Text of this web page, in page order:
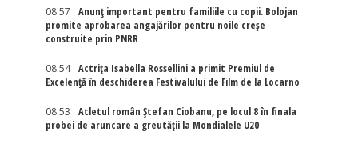
08:57
Anunț important pentru familiile cu copii. Bolojan
promite aprobarea angajărilor pentru noile creșe
construite prin PNRR
08:54
Actriţa Isabella Rossellini a primit Premiul de
Excelenţă în deschiderea Festivalului de Film de la Locarno
08:53
Atletul român Ștefan Ciobanu, pe locul 8 în finala
probei de aruncare a greutății la Mondialele U20